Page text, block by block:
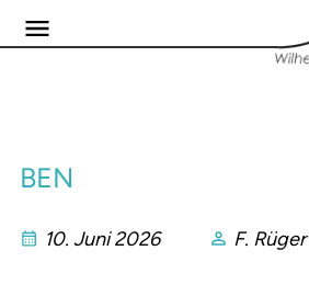
BEN
10. Juni 2026 F. Rüger